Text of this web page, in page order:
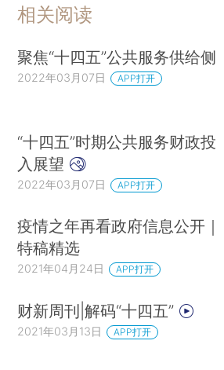
相关阅读
聚焦“十四五”公共服务供给侧
2022年03月07日 APP打开
“十四五”时期公共服务财政投
入展望
2022年03月07日 APP打开
疫情之年再看政府信息公开｜
特稿精选
2021年04月24日 APP打开
财新周刊|解码“十四五”
2021年03月13日 APP打开